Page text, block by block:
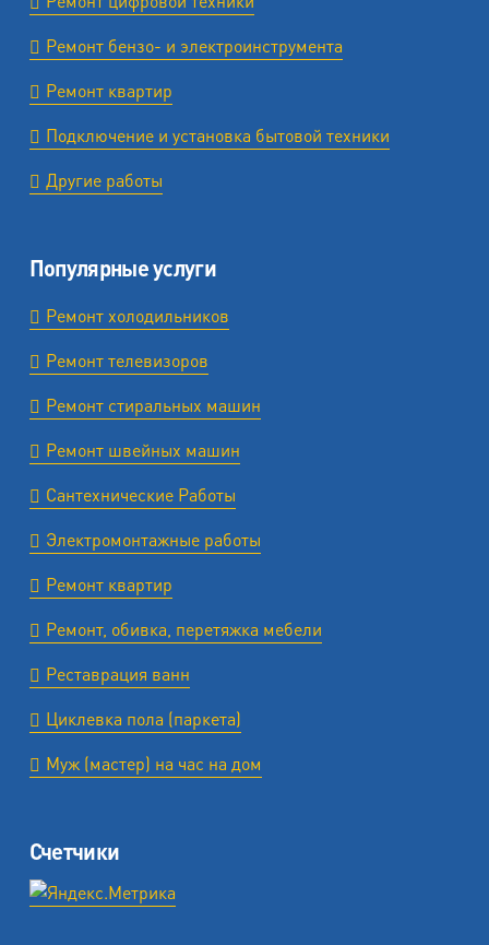
Ремонт бензо- и электроинструмента
Ремонт квартир
Подключение и установка бытовой техники
Другие работы
Популярные услуги
Ремонт холодильников
Ремонт телевизоров
Ремонт стиральных машин
Ремонт швейных машин
Сантехнические Работы
Электромонтажные работы
Ремонт квартир
Ремонт, обивка, перетяжка мебели
Реставрация ванн
Циклевка пола (паркета)
Муж (мастер) на час на дом
Счетчики